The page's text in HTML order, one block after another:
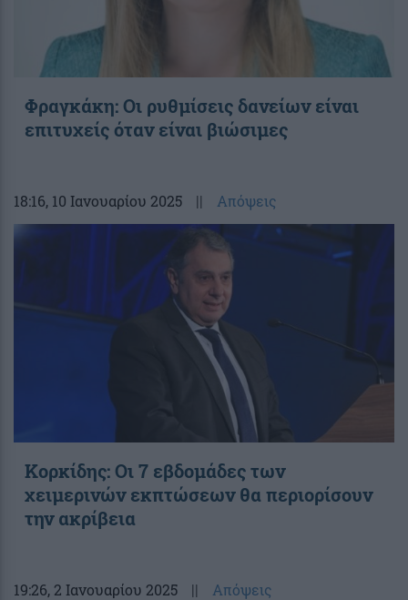
Φραγκάκη: Οι ρυθμίσεις δανείων είναι
επιτυχείς όταν είναι βιώσιμες
18:16, 10 Ιανουαρίου 2025 || Απόψεις
Κορκίδης: Οι 7 εβδομάδες των
χειμερινών εκπτώσεων θα περιορίσουν
την ακρίβεια
19:26, 2 Ιανουαρίου 2025 || Απόψεις